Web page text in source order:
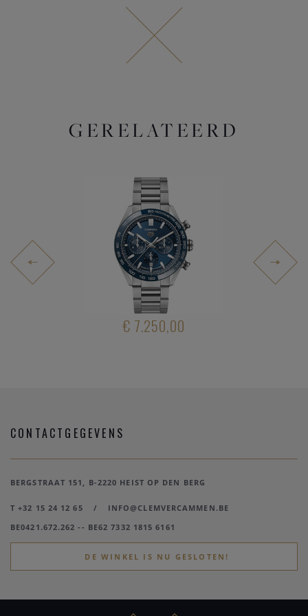
GERELATEERD
€ 7.250,00
CONTACTGEGEVENS
BERGSTRAAT 151, B-2220 HEIST OP DEN BERG
T +32 15 24 12 65 /
INFO@CLEMVERCAMMEN.BE
BE0421.672.262 -- BE62 7332 1815 6161
DE WINKEL IS NU GESLOTEN!